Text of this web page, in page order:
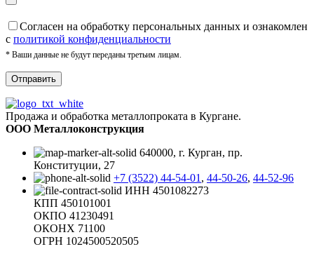
Cогласен на обработку персональных данных и ознакомлен
с политикой конфиденциальности
* Ваши данные не будут переданы третьим лицам.
Продажа и обработка металлопроката в Кургане.
ООО Металлоконструкция
640000, г. Курган, пр.
Конституции, 27
+7 (3522) 44-54-01 , 44-50-26, 44-52-96
ИНН 4501082273
КПП 450101001
ОКПО 41230491
ОКОНХ 71100
ОГРН 1024500520505